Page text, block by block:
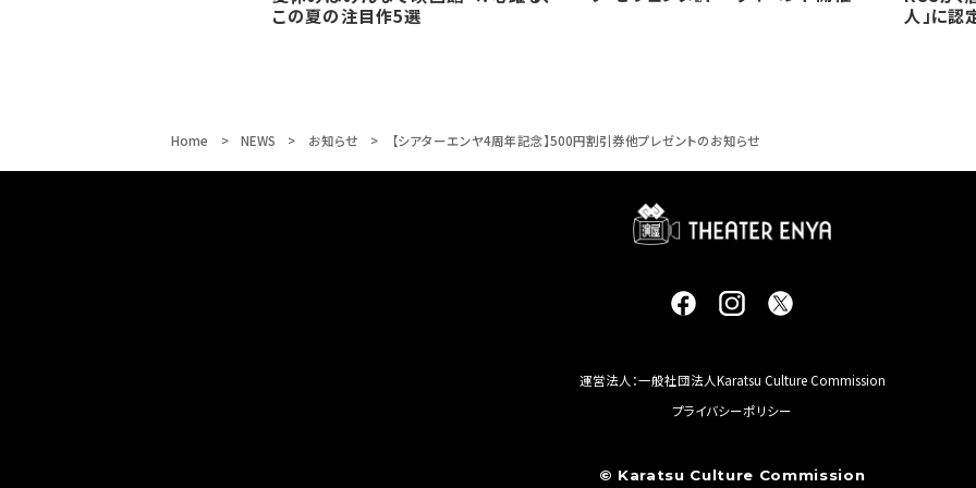
この夏の注目作5選
人」に認
Home NEWS お知らせ 【シアターエンヤ4周年記念】500円割引券他プレゼントのお知らせ
運営法人：一般社団法人Karatsu Culture Commission
プライバシーポリシー
© Karatsu Culture Commission